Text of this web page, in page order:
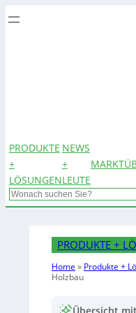
PRODUKTE
+
LÖSUNGEN
NEWS
+
LEUTE
Search
PRODUKTE +
Home » Produkte +
Holzbau
Übersicht